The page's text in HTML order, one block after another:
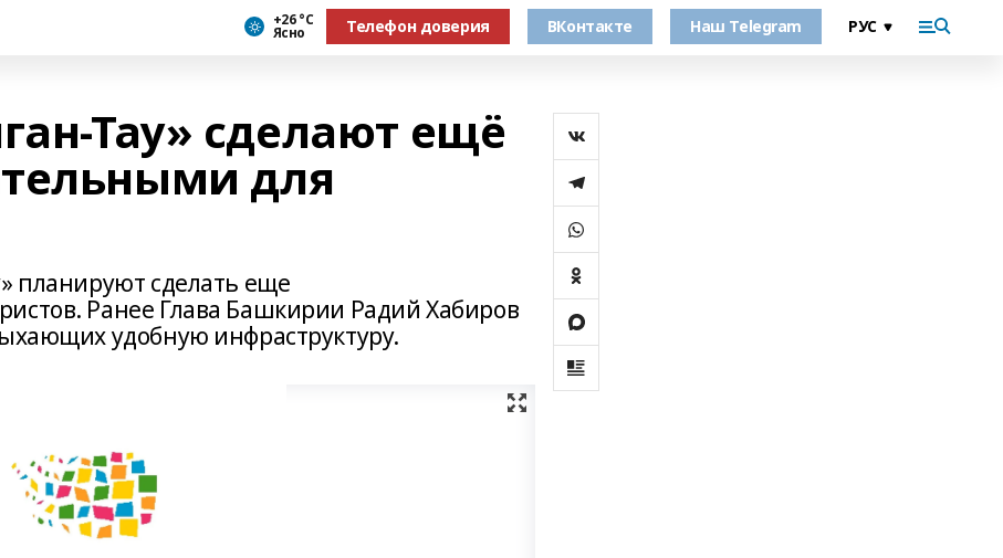
+26 °С
Ясно Телефон доверия ВКонтакте Наш Telegram
Тау» сделают ещё
для
планируют сделать еще
Ранее Глава Башкирии Радий Хабиров
удобную инфраструктуру.